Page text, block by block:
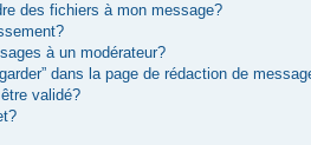
des fichiers à mon message?
à un modérateur?
dans la page de rédaction de
validé?